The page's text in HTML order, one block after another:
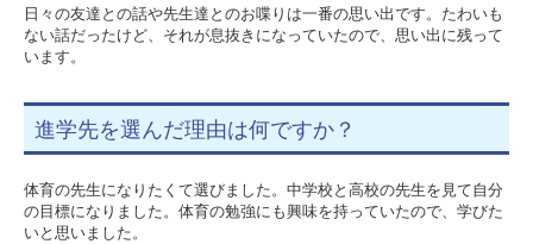
日々の友達との話や先生達とのお喋りは一番の思い出です。たわいも
ない話だったけど、それが息抜きになっていたので、思い出に残って
います。
進学先を選んだ理由は何ですか？
体育の先生になりたくて選びました。中学校と高校の先生を見て自分
の目標になりました。体育の勉強にも興味を持っていたので、学びた
いと思いました。